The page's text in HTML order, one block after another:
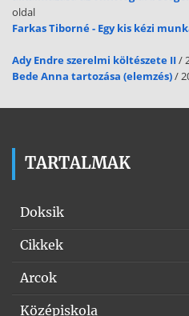
oldal
Farkas Tiborné - Egy kis kézi
Ady Endre szerelmi költészete II/
Bede Anna tartozása (elemzés)/
TARTALMAK
Doksik
Cikkek
Arcok
Középiskola